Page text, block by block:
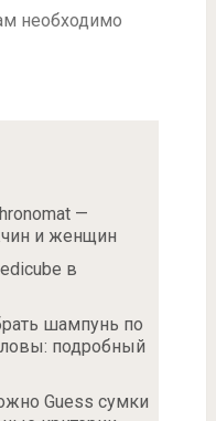
необходимо
—
и женщин
в
шампунь по
подробный
Guess сумки